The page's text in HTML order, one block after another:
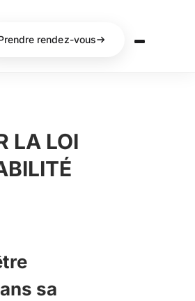
rendez-vous
LA LOI
sa